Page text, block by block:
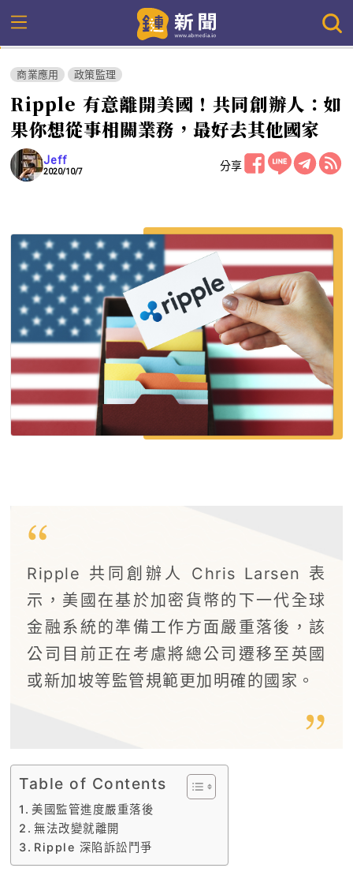
商業應用 政策監理
Ripple 有意離開美國！共同創辦人：如
果你想從事相關業務，最好去其他國家
Jeff
2020/10/7 分享
Ripple 共同創辦人 Chris Larsen 表
示，美國在基於加密貨幣的下一代全球
金融系統的準備工作方面嚴重落後，該
公司目前正在考慮將總公司遷移至英國
或新加坡等監管規範更加明確的國家。
Table of Contents
美國監管進度嚴重落後
無法改變就離開
Ripple 深陷訴訟鬥爭